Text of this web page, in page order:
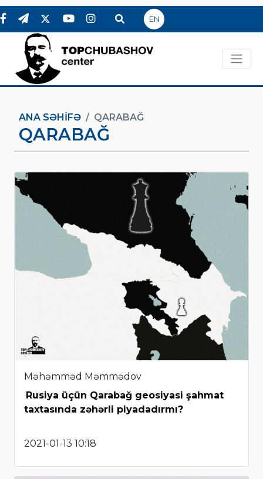
EN
ANA SƏHIFƏ QARABAĞ
QARABAĞ
Məhəmməd Məmmədov
Rusiya üçün Qarabağ geosiyasi şahmat
taxtasında zəhərli piyadadırmı?
2021-01-13 10:18